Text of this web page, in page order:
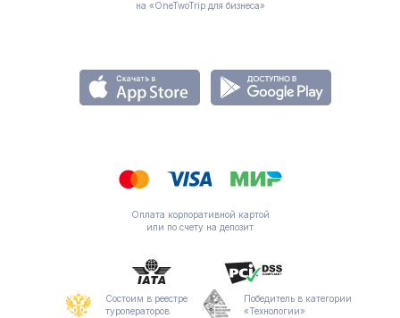
на «OneTwoTrip для бизнеса»
Оплата корпоративной картой
или по счету на депозит
Состоим в реестре
туроператоров
Победитель в категории
«Технологии»